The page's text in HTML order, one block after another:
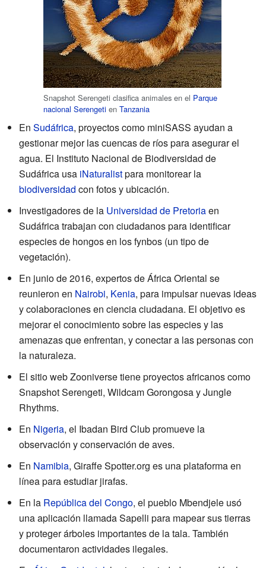
Snapshot Serengeti clasifica animales en el Parque
nacional Serengeti en Tanzania
En Sudáfrica, proyectos como miniSASS ayudan a
gestionar mejor las cuencas de ríos para asegurar el
agua. El Instituto Nacional de Biodiversidad de
Sudáfrica usa iNaturalistpara monitorear la
biodiversidad con fotos y ubicación.
Investigadores de la Universidad de Pretoriaen
Sudáfrica trabajan con ciudadanos para identificar
especies de hongos en los fynbos (un tipo de
vegetación).
En junio de 2016, expertos de África Oriental se
reunieron en Nairobi, Kenia, para impulsar nuevas ideas
y colaboraciones en ciencia ciudadana. El objetivo es
mejorar el conocimiento sobre las especies y las
amenazas que enfrentan, y conectar a las personas con
la naturaleza.
El sitio web Zooniverse tiene proyectos africanos como
Snapshot Serengeti, Wildcam Gorongosa y Jungle
Rhythms.
En Nigeria, el Ibadan Bird Club promueve la
observación y conservación de aves.
En Namibia, Giraffe Spotter.org es una plataforma en
línea para estudiar jirafas.
En la República del Congo, el pueblo Mbendjele usó
una aplicación llamada Sapelli para mapear sus tierras
y proteger árboles importantes de la tala. También
documentaron actividades ilegales.